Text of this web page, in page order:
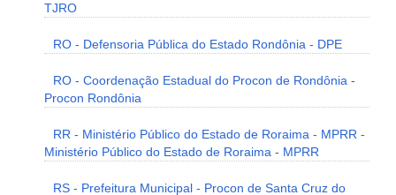
TJRO
RO - Defensoria Pública do Estado Rondônia - DPE
RO - Coordenação Estadual do Procon de Rondônia -
Procon Rondônia
RR - Ministério Público do Estado de Roraima - MPRR -
Ministério Público do Estado de Roraima - MPRR
RS - Prefeitura Municipal - Procon de Santa Cruz do